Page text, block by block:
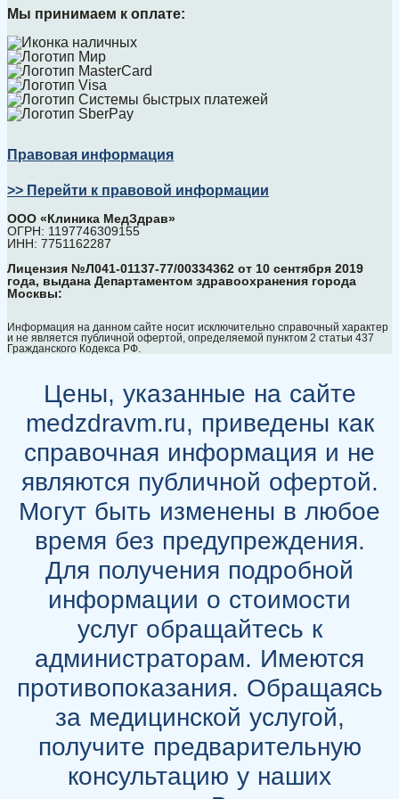
Мы принимаем к оплате:
Правовая информация
>> Перейти к правовой информации
ООО «Клиника МедЗдрав»
ОГРН: 1197746309155
ИНН: 7751162287
Лицензия №Л041-01137-77/00334362 от 10 сентября 2019
года, выдана Департаментом здравоохранения города
Москвы:
Информация на данном сайте носит исключительно справочный характер
и не является публичной офертой, определяемой пунктом 2 статьи 437
Гражданского Кодекса РФ.
Цены, указанные на сайте
medzdravm.ru, приведены как
справочная информация и не
являются публичной офертой.
Могут быть изменены в любое
время без предупреждения.
Для получения подробной
информации о стоимости
услуг обращайтесь к
администраторам. Имеются
противопоказания. Обращаясь
за медицинской услугой,
получите предварительную
консультацию у наших